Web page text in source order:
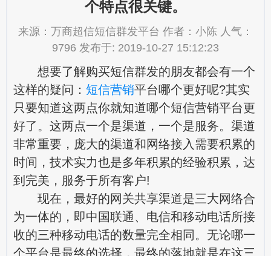
个特点很关键。
来源：万商超信短信群发平台 作者：小陈 人气：
9796 发布于: 2019-10-27 15:12:23
想要了解购买短信群发的朋友都会有一个
这样的疑问： 短信营销平台哪个更好呢?其实
只要知道这两点你就知道哪个短信营销平台更
好了。这两点一个是渠道，一个是服务。渠道
非常重要，庞大的渠道和网络接入需要积累的
时间，技术实力也是多年积累的经验积累，达
到完美，服务于所有客户!
现在，最好的网关共享渠道是三大网络合
为一体的，即中国联通、电信和移动电话所接
收的三种移动电话的数量完全相同。无论哪一
个平台是最终的选择，最终的落地就是在这三